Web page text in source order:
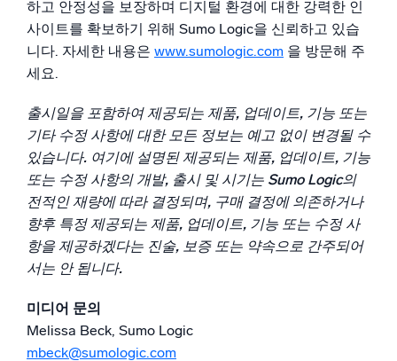
하고 안정성을 보장하며 디지털 환경에 대한 강력한 인
사이트를 확보하기 위해 Sumo Logic을 신뢰하고 있습
니다. 자세한 내용은 www.sumologic.com 을 방문해 주
세요.
출시일을 포함하여 제공되는 제품, 업데이트, 기능 또는
기타 수정 사항에 대한 모든 정보는 예고 없이 변경될 수
있습니다. 여기에 설명된 제공되는 제품, 업데이트, 기능
또는 수정 사항의 개발, 출시 및 시기는 Sumo Logic의
전적인 재량에 따라 결정되며, 구매 결정에 의존하거나
향후 특정 제공되는 제품, 업데이트, 기능 또는 수정 사
항을 제공하겠다는 진술, 보증 또는 약속으로 간주되어
서는 안 됩니다.
미디어 문의
Melissa Beck, Sumo Logic
mbeck@sumologic.com